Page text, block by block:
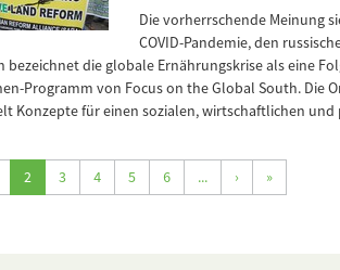
Die vorherrschende Meinung
COVID-Pandemie, den
bezeichnet die globale Ernährungskrise als eine
Programm von Focus on the Global South. Die
Konzepte für einen sozialen, wirtschaftlichen und
2 3 4 5 6 ... › »